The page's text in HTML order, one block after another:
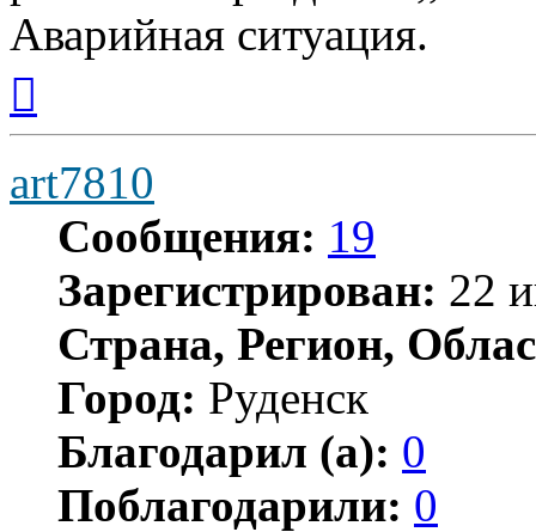
Аварийная ситуация.
началу
art7810
Сообщения: 19
Зарегистрирован: 22
Страна, Регион,
Город: Руденск
Благодарил (а): 0
Поблагодарили: 0